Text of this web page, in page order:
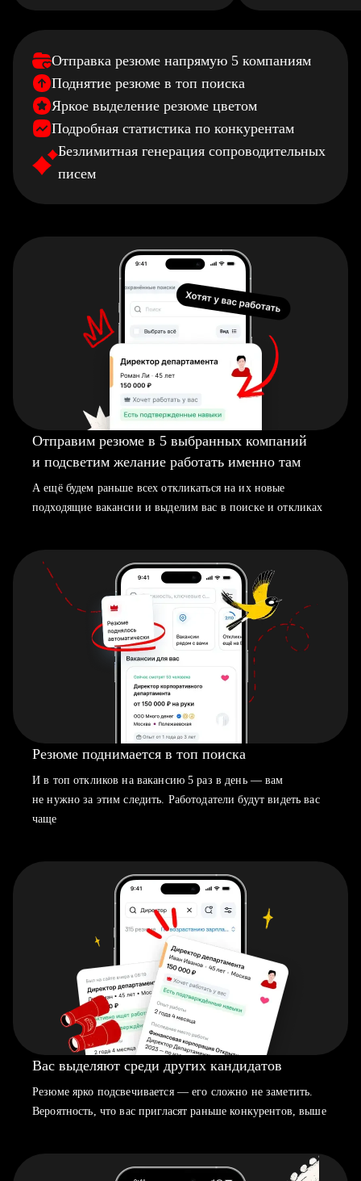
Отправка резюме напрямую 5 компаниям
Поднятие резюме в топ поиска
Яркое выделение резюме цветом
Подробная статистика по конкурентам
Безлимитная генерация сопроводительных
писем
Отправим резюме в 5 выбранных компаний
и подсветим желание работать именно там
А ещё будем раньше всех откликаться на их новые
подходящие вакансии и выделим вас в поиске и откликах
Резюме поднимается в топ поиска
И в топ откликов на вакансию 5 раз в день — вам
не нужно за этим следить. Работодатели будут видеть вас
чаще
Вас выделяют среди других кандидатов
Резюме ярко подсвечивается — его сложно не заметить.
Вероятность, что вас пригласят раньше конкурентов, выше